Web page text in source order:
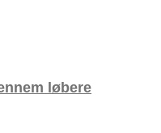
løbere